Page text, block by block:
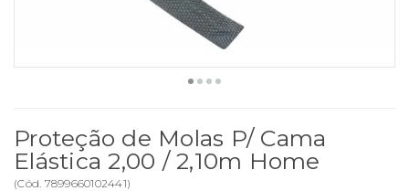
Proteção de Molas P/ Cama
Elástica 2,00 / 2,10m Home
(Cód. 7899660102441)